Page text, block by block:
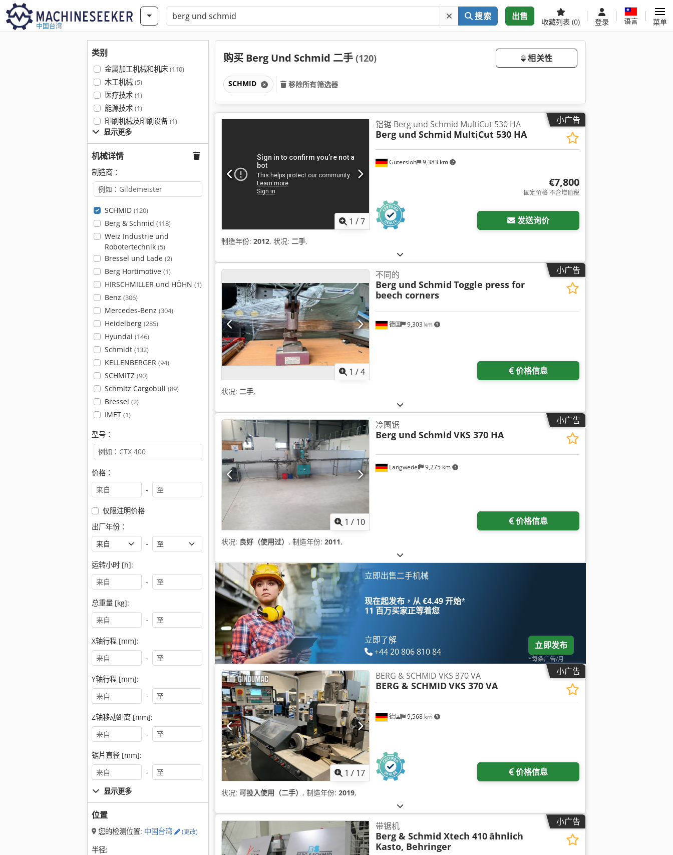
中国台湾
搜索 出售
收藏列表 (0) 登录 语言 菜单
类别
金属加工机械和机床 (110)
木工机械 (5)
医疗技术 (1)
能源技术 (1)
印刷机械及印刷设备 (1)
显示更多
机械详情
制造商：
SCHMID (120)
Berg & Schmid (118)
Weiz Industrie und
Robotertechnik (5)
Bressel und Lade (2)
Berg Hortimotive (1)
HIRSCHMILLER und HÖHN (1)
Benz (306)
Mercedes-Benz (304)
Heidelberg (285)
Hyundai (146)
Schmidt (132)
KELLENBERGER (94)
SCHMITZ (90)
Schmitz Cargobull (89)
Bressel (2)
IMET (1)
型号：
价格：
-
仅限注明价格
出厂年份：
-
运转小时 [h]:
-
总重量 [kg]:
-
X轴行程 [mm]:
-
Y轴行程 [mm]:
-
Z轴移动距离 [mm]:
-
锯片直径 [mm]:
-
显示更多
位置
您的检测位置: 中国台湾 (更改)
半径:
购买 Berg Und Schmid 二手 (120) 相关性
SCHMID 移除所有筛选器
小广告
1 /7
Gütersloh 9,383 km
铝锯 Berg und Schmid MultiCut 530 HA
Berg und Schmid MultiCut 530 HA
€7,800
固定价格 不含增值税
发送询价
制造年份: 2012, 状况: 二手,
小广告
1 /4
德国 9,303 km
不同的
Berg und Schmid Toggle press for
beech corners
价格信息
状况: 二手,
小广告
1 / 10
Langwedel 9,275 km
冷圆锯
Berg und Schmid VKS 370 HA
价格信息
状况: 良好（使用过） , 制造年份: 2011,
立即出售二手机械
现在起发布，从 €4.49 开始*
11 百万买家正等着您
立即了解
+44 20 806 810 84
立即发布
*每条广告/月
小广告
1 / 17
德国 9,568 km
BERG & SCHMID VKS 370 VA
BERG & SCHMIDVKS 370 VA
价格信息
状况: 可投入使用（二手） , 制造年份: 2019,
小广告
带锯机
Berg & Schmid Xtech 410ähnlich
Kasto, Behringer